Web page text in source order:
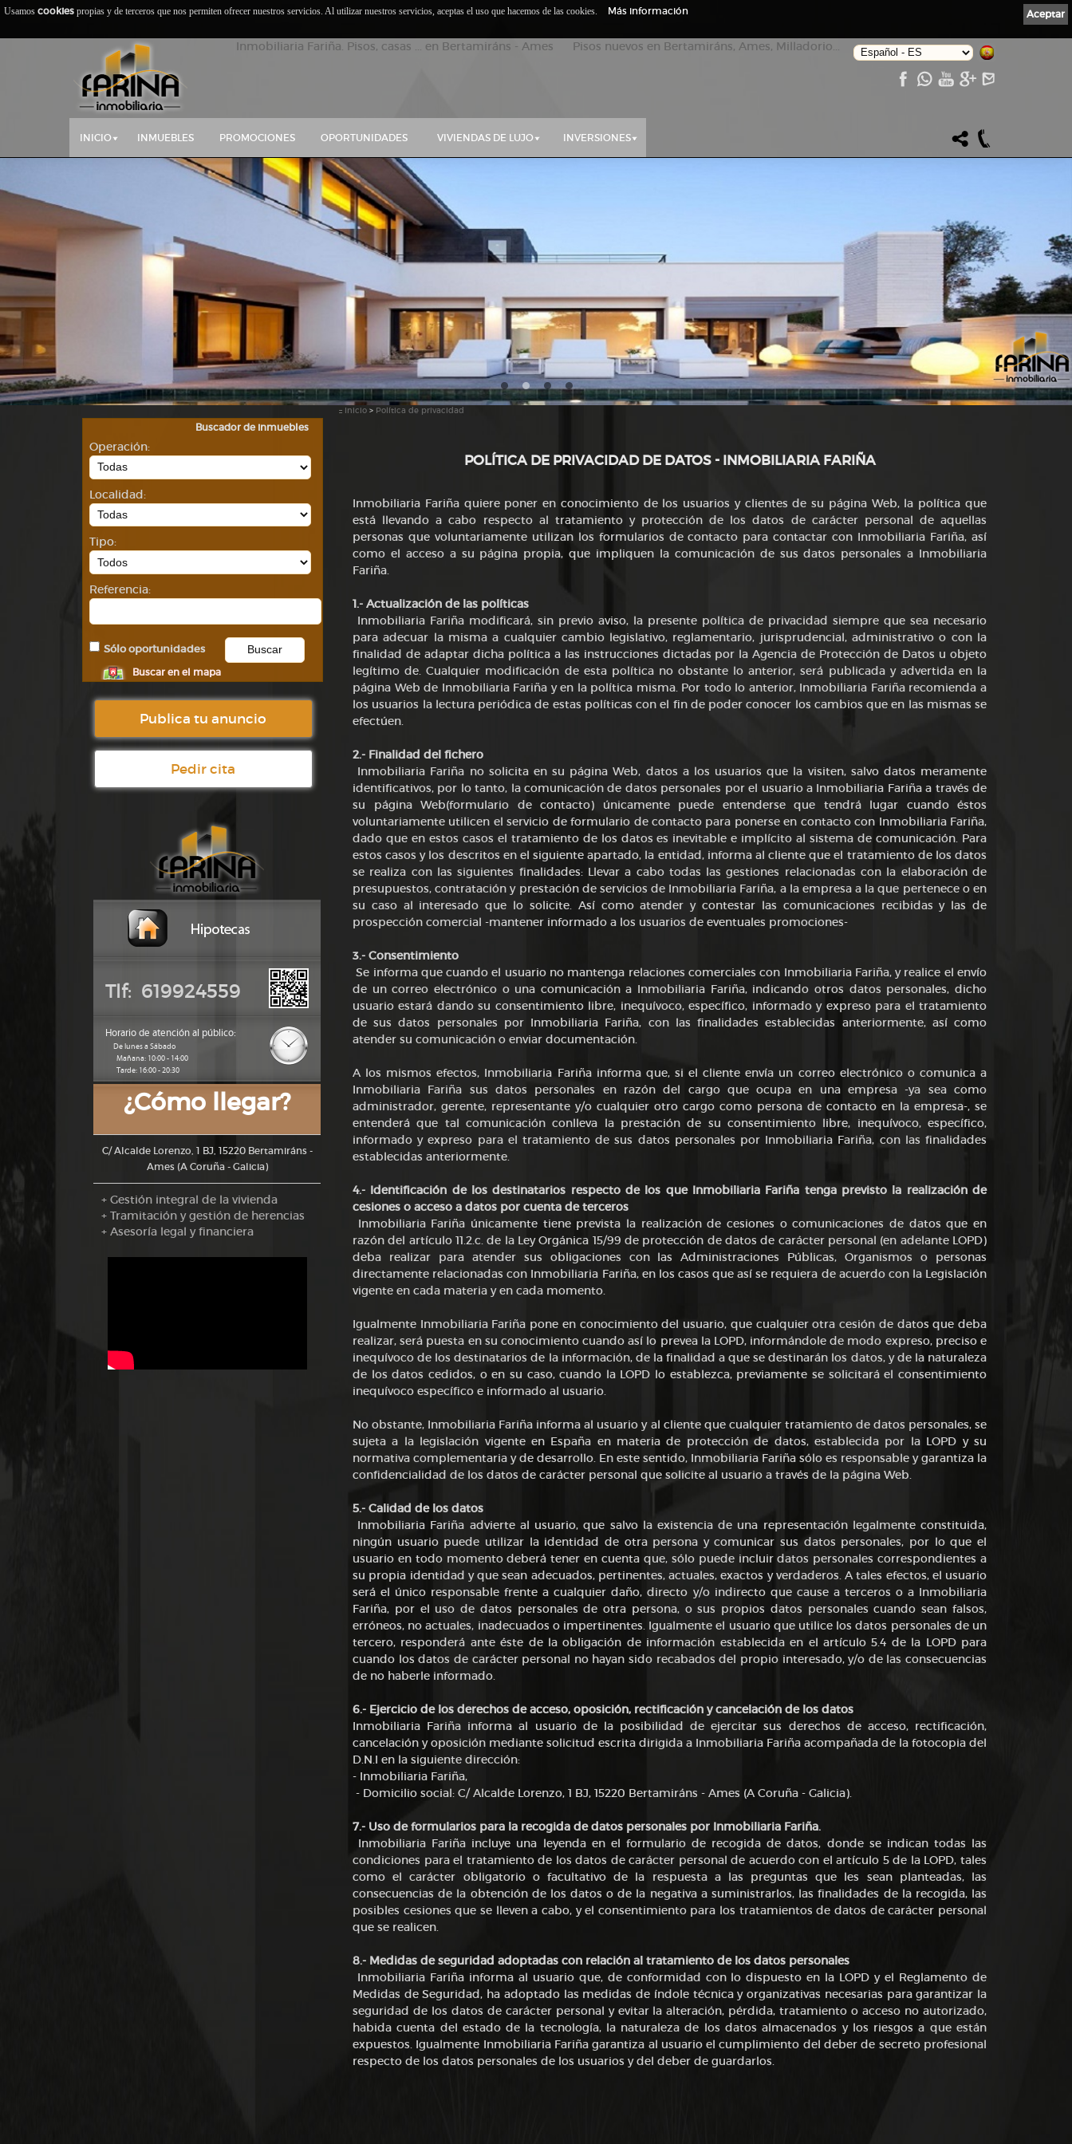
Inmobiliaria Fariña. Pisos, casas ... en Bertamiráns - Ames Pisos nuevos en Bertamiráns, Ames, Milladorio...
INICIO INMUEBLES PROMOCIONES OPORTUNIDADES VIVIENDAS DE LUJO INVERSIONES
Buscador de inmuebles
Operación:
Localidad:
Tipo:
Referencia:
Sólo oportunidades
Buscar en el mapa
Publica tu anuncio
Pedir cita
Tlf: 619924559
Horario de atención al público:
De lunes a Sábado
Mañana: 10:00 - 14:00
Tarde: 16:00 - 20:30
¿Cómo llegar?
C/ Alcalde Lorenzo, 1 BJ, 15220 Bertamiráns -
Ames (A Coruña - Galicia)
+ Gestión integral de la vivienda
+ Tramitación y gestión de herencias
+ Asesoría legal y financiera
:: Inicio > Política de privacidad
POLÍTICA DE PRIVACIDAD DE DATOS - INMOBILIARIA FARIÑA
Inmobiliaria Fariña quiere poner en conocimiento de los usuarios y clientes de su página Web, la política que
está llevando a cabo respecto al tratamiento y protección de los datos de carácter personal de aquellas
personas que voluntariamente utilizan los formularios de contacto para contactar con Inmobiliaria Fariña, así
como el acceso a su página propia, que impliquen la comunicación de sus datos personales a Inmobiliaria
Fariña.
1.- Actualización de las políticas
Inmobiliaria Fariña modificará, sin previo aviso, la presente política de privacidad siempre que sea necesario
para adecuar la misma a cualquier cambio legislativo, reglamentario, jurisprudencial, administrativo o con la
finalidad de adaptar dicha política a las instrucciones dictadas por la Agencia de Protección de Datos u objeto
legítimo de. Cualquier modificación de esta política no obstante lo anterior, será publicada y advertida en la
página Web de Inmobiliaria Fariña y en la política misma. Por todo lo anterior, Inmobiliaria Fariña recomienda a
los usuarios la lectura periódica de estas políticas con el fin de poder conocer los cambios que en las mismas se
efectúen.
2.- Finalidad del fichero
Inmobiliaria Fariña no solicita en su página Web, datos a los usuarios que la visiten, salvo datos meramente
identificativos, por lo tanto, la comunicación de datos personales por el usuario a Inmobiliaria Fariña a través de
su página Web(formulario de contacto) únicamente puede entenderse que tendrá lugar cuando éstos
voluntariamente utilicen el servicio de formulario de contacto para ponerse en contacto con Inmobiliaria Fariña,
dado que en estos casos el tratamiento de los datos es inevitable e implícito al sistema de comunicación. Para
estos casos y los descritos en el siguiente apartado, la entidad, informa al cliente que el tratamiento de los datos
se realiza con las siguientes finalidades: Llevar a cabo todas las gestiones relacionadas con la elaboración de
presupuestos, contratación y prestación de servicios de Inmobiliaria Fariña, a la empresa a la que pertenece o en
su caso al interesado que lo solicite. Así como atender y contestar las comunicaciones recibidas y las de
prospección comercial -mantener informado a los usuarios de eventuales promociones-
3.- Consentimiento
Se informa que cuando el usuario no mantenga relaciones comerciales con Inmobiliaria Fariña, y realice el envío
de un correo electrónico o una comunicación a Inmobiliaria Fariña, indicando otros datos personales, dicho
usuario estará dando su consentimiento libre, inequívoco, específico, informado y expreso para el tratamiento
de sus datos personales por Inmobiliaria Fariña, con las finalidades establecidas anteriormente, así como
atender su comunicación o enviar documentación.
A los mismos efectos, Inmobiliaria Fariña informa que, si el cliente envía un correo electrónico o comunica a
Inmobiliaria Fariña sus datos personales en razón del cargo que ocupa en una empresa -ya sea como
administrador, gerente, representante y/o cualquier otro cargo como persona de contacto en la empresa-, se
entenderá que tal comunicación conlleva la prestación de su consentimiento libre, inequívoco, específico,
informado y expreso para el tratamiento de sus datos personales por Inmobiliaria Fariña, con las finalidades
establecidas anteriormente.
4.- Identificación de los destinatarios respecto de los que Inmobiliaria Fariña tenga previsto la realización de
cesiones o acceso a datos por cuenta de terceros
Inmobiliaria Fariña únicamente tiene prevista la realización de cesiones o comunicaciones de datos que en
razón del artículo 11.2.c. de la Ley Orgánica 15/99 de protección de datos de carácter personal (en adelante LOPD)
deba realizar para atender sus obligaciones con las Administraciones Públicas, Organismos o personas
directamente relacionadas con Inmobiliaria Fariña, en los casos que así se requiera de acuerdo con la Legislación
vigente en cada materia y en cada momento.
Igualmente Inmobiliaria Fariña pone en conocimiento del usuario, que cualquier otra cesión de datos que deba
realizar, será puesta en su conocimiento cuando así lo prevea la LOPD, informándole de modo expreso, preciso e
inequívoco de los destinatarios de la información, de la finalidad a que se destinarán los datos, y de la naturaleza
de los datos cedidos, o en su caso, cuando la LOPD lo establezca, previamente se solicitará el consentimiento
inequívoco específico e informado al usuario.
No obstante, Inmobiliaria Fariña informa al usuario y al cliente que cualquier tratamiento de datos personales, se
sujeta a la legislación vigente en España en materia de protección de datos, establecida por la LOPD y su
normativa complementaria y de desarrollo. En este sentido, Inmobiliaria Fariña sólo es responsable y garantiza la
confidencialidad de los datos de carácter personal que solicite al usuario a través de la página Web.
5.- Calidad de los datos
Inmobiliaria Fariña advierte al usuario, que salvo la existencia de una representación legalmente constituida,
ningún usuario puede utilizar la identidad de otra persona y comunicar sus datos personales, por lo que el
usuario en todo momento deberá tener en cuenta que, sólo puede incluir datos personales correspondientes a
su propia identidad y que sean adecuados, pertinentes, actuales, exactos y verdaderos. A tales efectos, el usuario
será el único responsable frente a cualquier daño, directo y/o indirecto que cause a terceros o a Inmobiliaria
Fariña, por el uso de datos personales de otra persona, o sus propios datos personales cuando sean falsos,
erróneos, no actuales, inadecuados o impertinentes. Igualmente el usuario que utilice los datos personales de un
tercero, responderá ante éste de la obligación de información establecida en el artículo 5.4 de la LOPD para
cuando los datos de carácter personal no hayan sido recabados del propio interesado, y/o de las consecuencias
de no haberle informado.
6.- Ejercicio de los derechos de acceso, oposición, rectificación y cancelación de los datos
Inmobiliaria Fariña informa al usuario de la posibilidad de ejercitar sus derechos de acceso, rectificación,
cancelación y oposición mediante solicitud escrita dirigida a Inmobiliaria Fariña acompañada de la fotocopia del
D.N.I en la siguiente dirección:
- Inmobiliaria Fariña,
- Domicilio social: C/ Alcalde Lorenzo, 1 BJ, 15220 Bertamiráns - Ames (A Coruña - Galicia).
7.- Uso de formularios para la recogida de datos personales por Inmobiliaria Fariña.
Inmobiliaria Fariña incluye una leyenda en el formulario de recogida de datos, donde se indican todas las
condiciones para el tratamiento de los datos de carácter personal de acuerdo con el artículo 5 de la LOPD, tales
como el carácter obligatorio o facultativo de la respuesta a las preguntas que les sean planteadas, las
consecuencias de la obtención de los datos o de la negativa a suministrarlos, las finalidades de la recogida, las
posibles cesiones que se lleven a cabo, y el consentimiento para los tratamientos de datos de carácter personal
que se realicen.
8.- Medidas de seguridad adoptadas con relación al tratamiento de los datos personales
Inmobiliaria Fariña informa al usuario que, de conformidad con lo dispuesto en la LOPD y el Reglamento de
Medidas de Seguridad, ha adoptado las medidas de índole técnica y organizativas necesarias para garantizar la
seguridad de los datos de carácter personal y evitar la alteración, pérdida, tratamiento o acceso no autorizado,
habida cuenta del estado de la tecnología, la naturaleza de los datos almacenados y los riesgos a que están
expuestos. Igualmente Inmobiliaria Fariña garantiza al usuario el cumplimiento del deber de secreto profesional
respecto de los datos personales de los usuarios y del deber de guardarlos.
Aceptar
Usamos cookies propias y de terceros que nos permiten ofrecer nuestros servicios. Al utilizar nuestros servicios, aceptas el uso que hacemos de las cookies. Más información